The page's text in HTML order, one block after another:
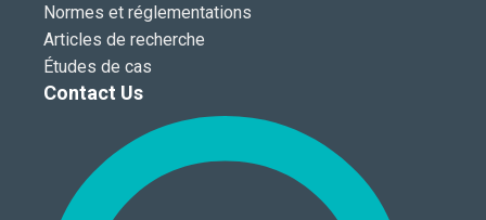
Normes et réglementations
Articles de recherche
Études de cas
Contact Us